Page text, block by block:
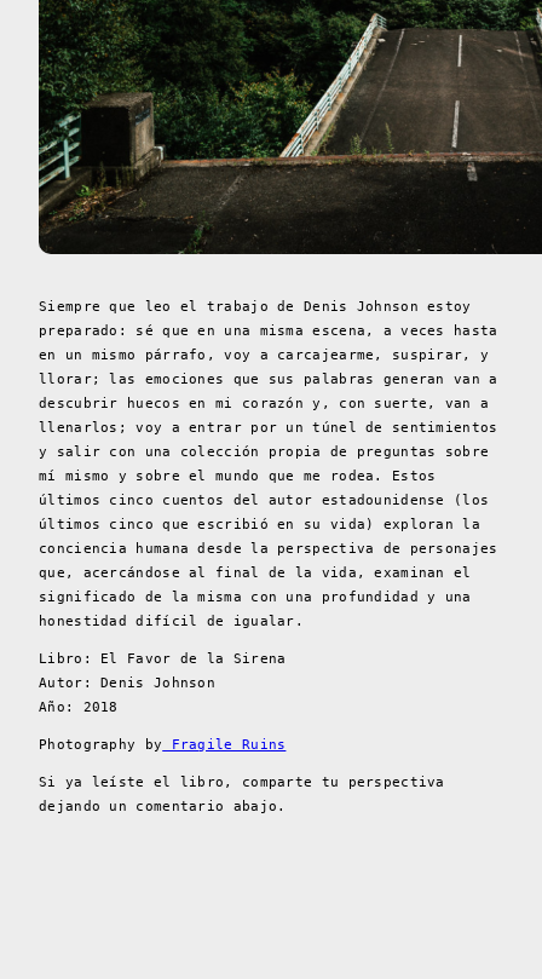
Siempre que leo el trabajo de Denis Johnson estoy
preparado: sé que en una misma escena, a veces hasta
en un mismo párrafo, voy a carcajearme, suspirar, y
llorar; las emociones que sus palabras generan van a
descubrir huecos en mi corazón y, con suerte, van a
llenarlos; voy a entrar por un túnel de sentimientos
y salir con una colección propia de preguntas sobre
mí mismo y sobre el mundo que me rodea. Estos
últimos cinco cuentos del autor estadounidense (los
últimos cinco que escribió en su vida) exploran la
conciencia humana desde la perspectiva de personajes
que, acercándose al final de la vida, examinan el
significado de la misma con una profundidad y una
honestidad difícil de igualar.
Libro: El Favor de la Sirena
Autor: Denis Johnson
Año: 2018
Photography by Fragile Ruins
Si ya leíste el libro, comparte tu perspectiva
dejando un comentario abajo.